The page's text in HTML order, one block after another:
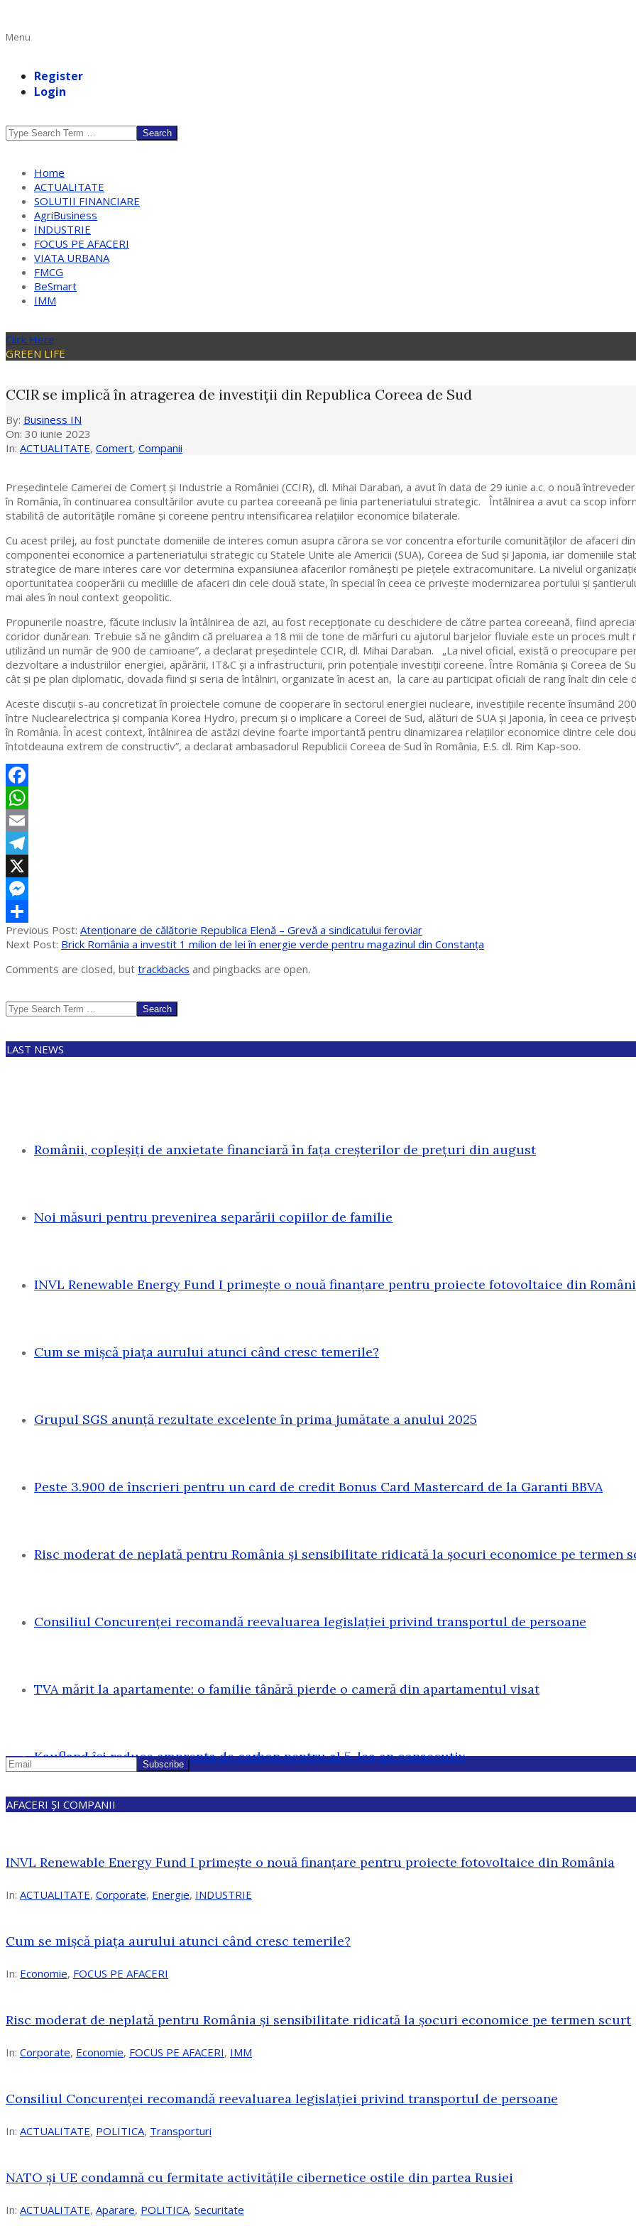
Primary
Menu
Register
Login
Search
Home
ACTUALITATE
SOLUTII FINANCIARE
AgriBusiness
INDUSTRIE
FOCUS PE AFACERI
VIATA URBANA
FMCG
BeSmart
IMM
Click Here
GREEN LIFE
CCIR se implică în atragerea de investiții din Republica Coreea de Sud
By: Business IN
On: 30 iunie 2023
In: ACTUALITATE, Comert, Companii
Președintele Camerei de Comerț și Industrie a României (CCIR), dl. Mihai Daraban, a avut în data de 29 iunie a.c. o nouă
în România, în continuarea consultărilor avute cu partea coreeană pe linia parteneriatului strategic. Întâlnirea a avut ca scop
stabilită de autoritățile române și coreene pentru intensificarea relațiilor economice bilaterale.
Cu acest prilej, au fost punctate domeniile de interes comun asupra cărora se vor concentra eforturile comunităților de afaceri
componentei economice a parteneriatului strategic cu Statele Unite ale Americii (SUA), Coreea de Sud și Japonia, iar domeniile
strategice de mare interes care vor determina expansiunea afacerilor românești pe piețele extracomunitare. La nivelul
oportunitatea cooperării cu mediille de afaceri din cele două state, în special în ceea ce privește modernizarea portului și
mai ales în noul context geopolitic.
Propunerile noastre, făcute inclusiv la întâlnirea de azi, au fost recepționate cu deschidere de către partea coreeană, fiind
coridor dunărean. Trebuie să ne gândim că preluarea a 18 mii de tone de mărfuri cu ajutorul barjelor fluviale este un proces
utilizând un număr de 900 de camioane”, a declarat președintele CCIR, dl. Mihai Daraban. „La nivel oficial, există o preocupare
dezvoltare a industriilor energiei, apărării, IT&C și a infrastructurii, prin potențiale investiții coreene. Între România și Coreea de
cât și pe plan diplomatic, dovada fiind și seria de întâlniri, organizate în acest an, la care au participat oficiali de rang înalt din cele
Aceste discuții s-au concretizat în proiectele comune de cooperare în sectorul energiei nucleare, investițiile recente însumând
între Nuclearelectrica și compania Korea Hydro, precum și o implicare a Coreei de Sud, alături de SUA și Japonia, în ceea ce
în România. În acest context, întâlnirea de astăzi devine foarte importantă pentru dinamizarea relațiilor economice dintre cele
întotdeauna extrem de constructiv”, a declarat ambasadorul Republicii Coreea de Sud în România, E.S. dl. Rim Kap-soo.
Facebook
WhatsApp
Email
Telegram
X
Messenger
Partajează
2023-
06-
Previous Post: Atenţionare de călătorie Republica Elenă – Grevă a sindicatului feroviar
Next Post: Brick România a investit 1 milion de lei în energie verde pentru magazinul din Constanța
Comments are closed, but trackbacks and pingbacks are open.
Search
LAST NEWS
Românii, copleșiți de anxietate financiară în fața creșterilor de prețuri din august
Noi măsuri pentru prevenirea separării copiilor de familie
INVL Renewable Energy Fund I primește o nouă finanțare pentru proiecte fotovoltaice din
Cum se mișcă piața aurului atunci când cresc temerile?
Grupul SGS anunță rezultate excelente în prima jumătate a anului 2025
Peste 3.900 de înscrieri pentru un card de credit Bonus Card Mastercard de la Garanti BBVA
Risc moderat de neplată pentru România și sensibilitate ridicată la șocuri economice pe termen
Consiliul Concurenței recomandă reevaluarea legislației privind transportul de persoane
TVA mărit la apartamente: o familie tânără pierde o cameră din apartamentul visat
Kaufland își reduce amprenta de carbon pentru al 5-lea an consecutiv
AFACERI ȘI COMPANII
INVL Renewable Energy Fund I primește o nouă finanțare pentru proiecte fotovoltaice din România
In: ACTUALITATE, Corporate, Energie, INDUSTRIE
Cum se mișcă piața aurului atunci când cresc temerile?
In: Economie, FOCUS PE AFACERI
Risc moderat de neplată pentru România și sensibilitate ridicată la șocuri economice pe termen scurt
In: Corporate, Economie, FOCUS PE AFACERI, IMM
Consiliul Concurenței recomandă reevaluarea legislației privind transportul de persoane
In: ACTUALITATE, POLITICA, Transporturi
NATO și UE condamnă cu fermitate activitățile cibernetice ostile din partea Rusiei
In: ACTUALITATE, Aparare, POLITICA, Securitate